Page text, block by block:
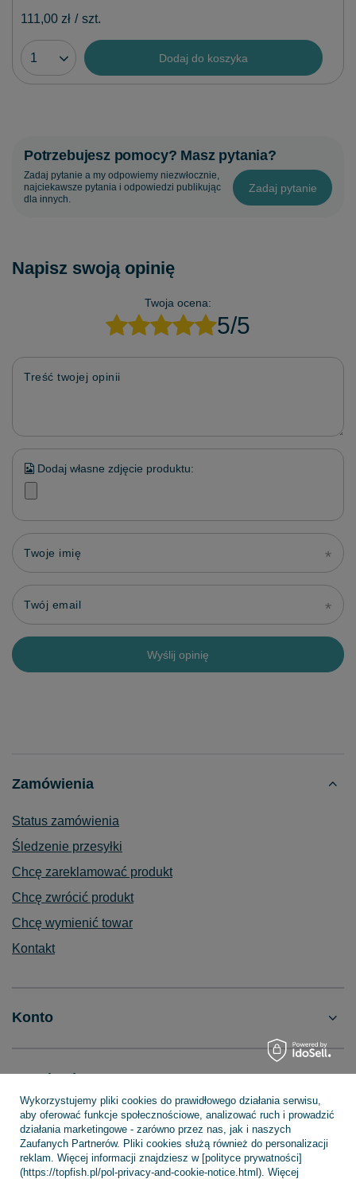
111,00 zł / szt.
Dodaj do koszyka
Potrzebujesz pomocy? Masz pytania?
Zadaj pytanie a my odpowiemy niezwłocznie,
najciekawsze pytania i odpowiedzi publikując
dla innych.
Zadaj pytanie
Napisz swoją opinię
Twoja ocena:
5/5
Treść twojej opinii
Dodaj własne zdjęcie produktu:
Twoje imię
Twój email
Wyślij opinię
Zamówienia
Status zamówienia
Śledzenie przesyłki
Chcę zareklamować produkt
Chcę zwrócić produkt
Chcę wymienić towar
Kontakt
Konto
Regulaminy
INFORMACJE
Wykorzystujemy pliki cookies do prawidłowego działania serwisu,
aby oferować funkcje społecznościowe, analizować ruch i prowadzić
działania marketingowe - zarówno przez nas, jak i naszych
Zaufanych Partnerów. Pliki cookies służą również do personalizacji
reklam. Więcej informacji znajdziesz w [polityce prywatności]
(https://topfish.pl/pol-privacy-and-cookie-notice.html). Więcej